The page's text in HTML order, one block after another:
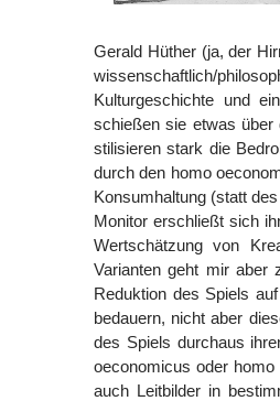
Gerald Hüther (ja, der
wissenschaftlich/
Kulturgeschichte und
schießen sie etwas
stilisieren stark die
durch den homo
Konsumhaltung (statt
Monitor erschließt sich
Wertschätzung von
Varianten geht mir aber
Reduktion des Spiels
bedauern, nicht aber
des Spiels durchaus
oeconomicus oder
auch Leitbilder in